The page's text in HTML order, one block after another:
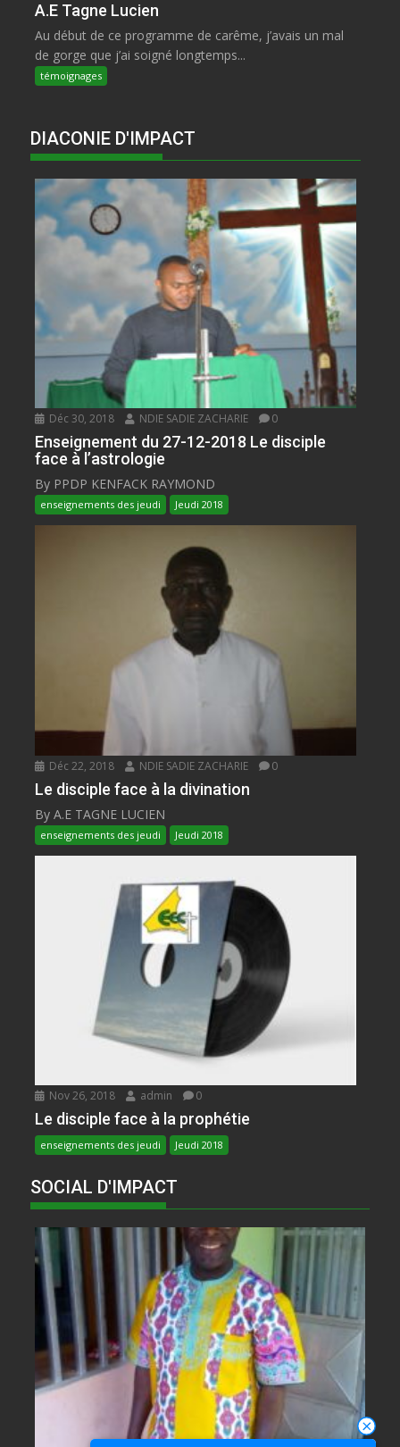
A.E Tagne Lucien
Au début de ce programme de carême, j’avais un mal
de gorge que j’ai soigné longtemps...
témoignages
DIACONIE D'IMPACT
Déc 30, 2018 NDIE SADIE ZACHARIE 0
Enseignement du 27-12-2018 Le disciple
face à l’astrologie
By PPDP KENFACK RAYMOND
enseignements des jeudi Jeudi 2018
Déc 22, 2018 NDIE SADIE ZACHARIE 0
Le disciple face à la divination
By A.E TAGNE LUCIEN
enseignements des jeudi Jeudi 2018
Nov 26, 2018 admin 0
Le disciple face à la prophétie
enseignements des jeudi Jeudi 2018
SOCIAL D'IMPACT